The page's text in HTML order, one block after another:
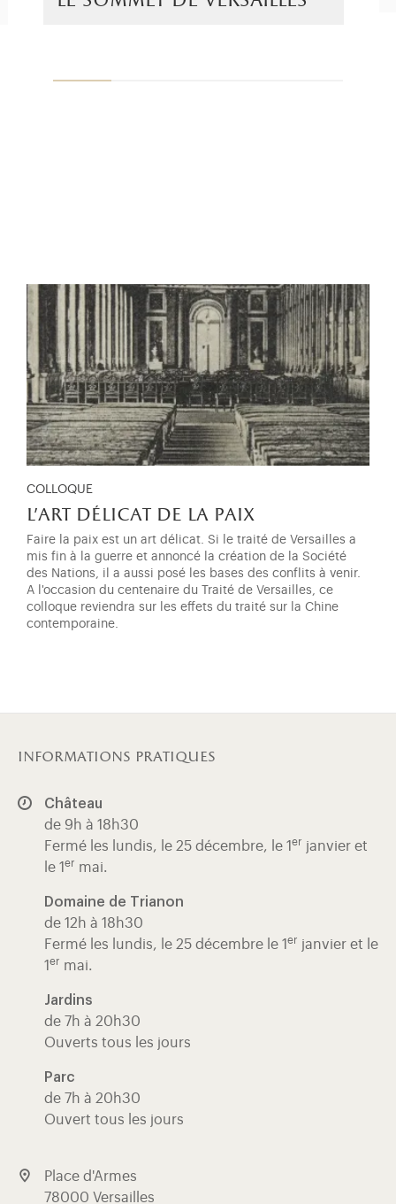
COLLOQUE
l'art délicat de la paix
Faire la paix est un art délicat. Si le traité de Versailles a
mis fin à la guerre et annoncé la création de la Société
des Nations, il a aussi posé les bases des conflits à venir.
A l'occasion du centenaire du Traité de Versailles, ce
colloque reviendra sur les effets du traité sur la Chine
contemporaine.
informations pratiques
Château
de 9h à 18h30
Fermé les lundis, le 25 décembre, le 1 er janvier et
le 1 er mai.
Domaine de Trianon
de 12h à 18h30
Fermé les lundis, le 25 décembre le 1 er janvier et le
1 er mai.
Jardins
de 7h à 20h30
Ouverts tous les jours
Parc
de 7h à 20h30
Ouvert tous les jours
Place d'Armes
78000 Versailles